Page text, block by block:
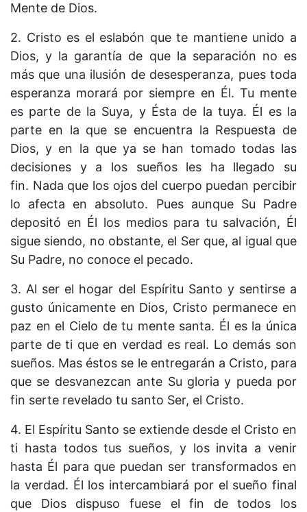
Mente de Dios.
2. Cristo es el eslabón que te mantiene unido a
Dios, y la garantía de que la separación no es
más que una ilusión de desesperanza, pues toda
esperanza morará por siempre en Él. Tu mente
es parte de la Suya, y Ésta de la tuya. Él es la
parte en la que se encuentra la Respuesta de
Dios, y en la que ya se han tomado todas las
decisiones y a los sueños les ha llegado su
fin. Nada que los ojos del cuerpo puedan percibir
lo afecta en absoluto. Pues aunque Su Padre
depositó en Él los medios para tu salvación, Él
sigue siendo, no obstante, el Ser que, al igual que
Su Padre, no conoce el pecado.
3. Al ser el hogar del Espíritu Santo y sentirse a
gusto únicamente en Dios, Cristo permanece en
paz en el Cielo de tu mente santa. Él es la única
parte de ti que en verdad es real. Lo demás son
sueños. Mas éstos se le entregarán a Cristo, para
que se desvanezcan ante Su gloria y pueda por
fin serte revelado tu santo Ser, el Cristo.
4. El Espíritu Santo se extiende desde el Cristo en
ti hasta todos tus sueños, y los invita a venir
hasta Él para que puedan ser transformados en
la verdad. Él los intercambiará por el sueño final
que Dios dispuso fuese el fin de todos los